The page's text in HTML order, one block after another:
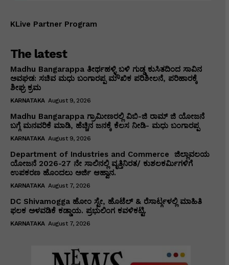
KLive Partner Program
The latest
Madhu Bangarappa ತೀರ್ಥಹಳ್ಳಿ ಬಳಿ ಗುಡ್ಡ ಕುಸಿತದಿಂದ ಸಾವಿನ
ಅವಘಡ: ಸಚಿವ ಮಧು ಬಂಗಾರಪ್ಪ ಮೌಖಿಕ ಪರಿಶೀಲನೆ, ಪರಿಹಾರಕ್ಕೆ
ಶೀಘ್ರ ಕ್ರಮ
KARNATAKA August 9, 2026
Madhu Bangarappa ಗ್ರಾಮೀಣರಲ್ಲಿ ವಿಬಿ-ಜಿ ರಾಮ್ ಜಿ ಯೋಜನೆ
ಬಗ್ಗೆ ಮನವರಿಕೆ ಮಾಡಿ, ಹೆಚ್ಚಿನ ಜನಕ್ಕೆ ಕೆಲಸ ನೀಡಿ- ಮಧು ಬಂಗಾರಪ್ಪ
KARNATAKA August 9, 2026
Department of Industries and Commerce ಜಿಲ್ಲಾವಲಯ
ಯೋಜನೆ 2026-27 ನೇ ಸಾಲಿನಲ್ಲಿ ವೃತ್ತಿನಿರತ/ ಕುಶಲಕರ್ಮಿಗಳಿಗೆ
ಉಪಕರಣ ಹೊಂದಲು ಅರ್ಜಿ ಆಹ್ವಾನ.
KARNATAKA August 7, 2026
DC Shivamogga ಹೋಂ ಸ್ಟೇ, ಹೊಟೆಲ್ & ರೆಸಾರ್ಟ್ಗಳಲ್ಲಿ ಮಾಹಿತಿ
ಫಲಕ ಅಳವಡಿಕೆ ಕಡ್ಡಾಯ. ಪ್ರಭುಲಿಂಗ ಕವಳಿಕಟ್ಟಿ.
KARNATAKA August 7, 2026